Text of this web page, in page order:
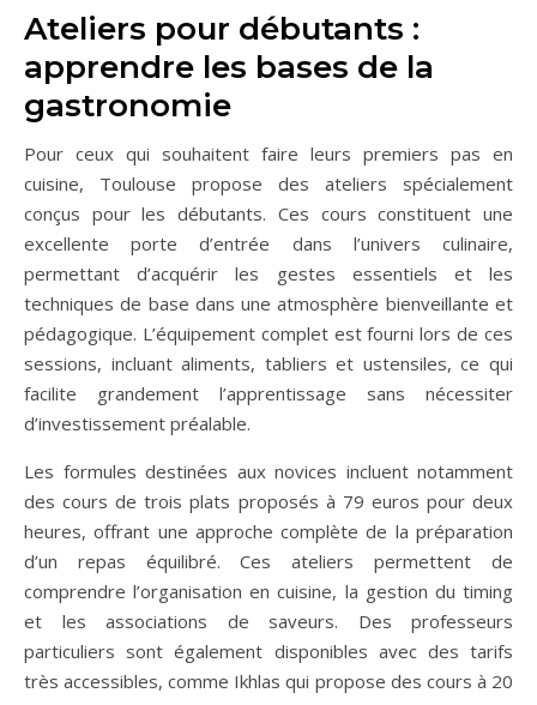
Ateliers pour débutants :
apprendre les bases de la
gastronomie
Pour ceux qui souhaitent faire leurs premiers pas en
cuisine, Toulouse propose des ateliers spécialement
conçus pour les débutants. Ces cours constituent une
excellente porte d’entrée dans l’univers culinaire,
permettant d’acquérir les gestes essentiels et les
techniques de base dans une atmosphère bienveillante et
pédagogique. L’équipement complet est fourni lors de ces
sessions, incluant aliments, tabliers et ustensiles, ce qui
facilite grandement l’apprentissage sans nécessiter
d’investissement préalable.
Les formules destinées aux novices incluent notamment
des cours de trois plats proposés à 79 euros pour deux
heures, offrant une approche complète de la préparation
d’un repas équilibré. Ces ateliers permettent de
comprendre l’organisation en cuisine, la gestion du timing
et les associations de saveurs. Des professeurs
particuliers sont également disponibles avec des tarifs
très accessibles, comme Ikhlas qui propose des cours à 20